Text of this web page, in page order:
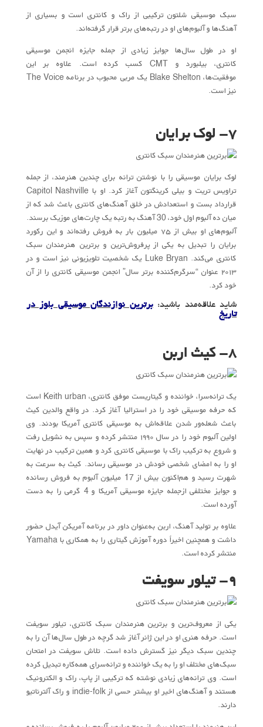
سبک موسیقی شلتون ترکیبی از راک و کانتری است و بسیاری از
آهنگ‌ها و آلبوم‌های او در رتبه‌های برتر قرار گرفته‌اند.
او در طول سال‌ها جوایز زیادی از جمله جایزه انجمن موسیقی
کانتری، بیلبورد و CMT کسب کرده است. علاوه بر این
موفقیت‌ها، Blake Shelton یک مربی محبوب در برنامه The Voice
نیز است.
۷- لوک برایان
لوک برایان موسیقی را با نوشتن ترانه برای چندین هنرمند، از جمله
تراویس تریت و بیلی کرینگتون آغاز کرد. او با Capitol Nashville
قرارداد بست و استعدادش در خلق آهنگ‌های کانتری باعث شد که از
میان ده آلبوم اول خود، 30 آهنگ به رتبه یک چارت‌های موزیک برسند.
آلبوم‌های او بیش از ۷۵ میلیون بار به فروش رفته‌اند و این رکورد
برایان را تبدیل به یکی از پرفروش‌ترین و برترین هنرمندان سبک
کانتری می‌کند. Luke Bryan یک شخصیت تلویزیونی نیز است و در
۲۰۱۳ عنوان “سرگرم‌کننده برتر سال” انجمن موسیقی کانتری را از آن
خود کرد.
شاید علاقه‌مند باشید:برترین نوازندگان موسیقی بلوز در
تاریخ
۸- کیث اربن
یک ترانه‌سرا، خواننده و گیتاریست موفق کانتری، Keith urban است
که حرفه موسیقی خود را در استرالیا آغاز کرد. در واقع والدین کیث
باعث شعله‌ور شدن علاقه‌اش به موسیقی کانتری آمریکا بودند. وی
اولین آلبوم خود را در سال ۱۹۹۰ منتشر کرده و سپس به نشویل رفت
و شروع به ترکیب راک با موسیقی کانتری کرد و همین ترکیب در نهایت
او را به امضای شخصی خودش در موسیقی رساند. کیث به سرعت به
شهرت رسید و هم‌اکنون بیش از 17 میلیون آلبوم به فروش رسانده
و جوایز مختلفی ازجمله جایزه موسیقی آمریکا و 4 گرمی را به دست
آورده است.
علاوه بر تولید آهنگ‌، اربن به‌عنوان داور در برنامه آمریکن آیدل حضور
داشت و همچنین اخیراً دوره آموزش گیتاری را به همکاری با Yamaha
منتشر کرده است.
۹- تیلور سویفت
یکی از معرو‌ف‌ترین و برترین هنرمندان سبک کانتری، تیلور سویفت
است. حرفه هنری او در این ژانر آغاز شد گرچه در طول سال‌ها آن را به
چندین سبک دیگر نیز گسترش داده است. تلاش سویفت در امتحان
سبک‌های مختلف او را به یک خواننده و ترانه‌سرای همه‌کاره تبدیل کرده
است. وی ترانه‌های زیادی نوشته که ترکیبی از پاپ، راک و الکترونیک
هستند و آهنگ‌های اخیر او بیشتر حسی از indie-folk و راک آلترناتیو
دارند.